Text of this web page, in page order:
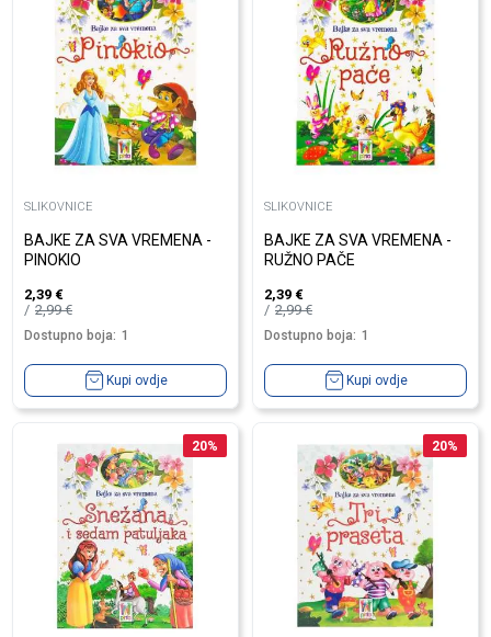
SLIKOVNICE
BAJKE ZA SVA VREMENA -
PINOKIO
2,39 €
2,99€
Dostupno boja: 1
Kupi ovdje
SLIKOVNICE
BAJKE ZA SVA VREMENA -
RUŽNO PAČE
2,39 €
2,99€
Dostupno boja: 1
Kupi ovdje
20% 20%